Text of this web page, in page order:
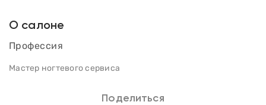
О салоне
Профессия
Мастер ногтевого сервиса
Поделиться